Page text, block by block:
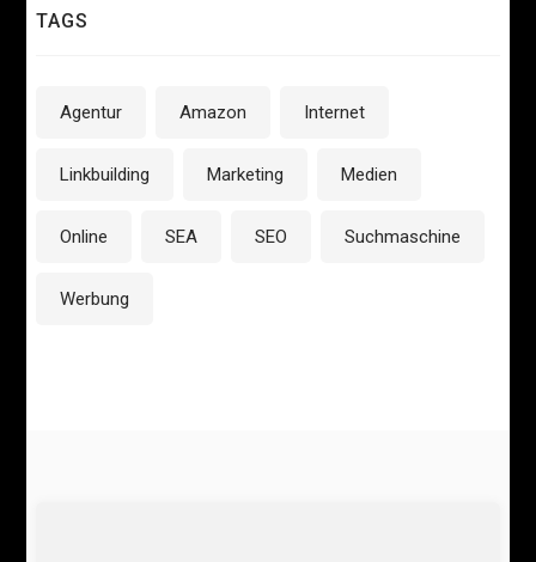
TAGS
Agentur Amazon Internet
Linkbuilding Marketing Medien
Online SEA SEO Suchmaschine
Werbung